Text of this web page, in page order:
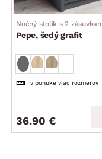
Nočný stolík s 2
Pepe, šedý grafit
v ponuke viac rozmerov
36.90 €